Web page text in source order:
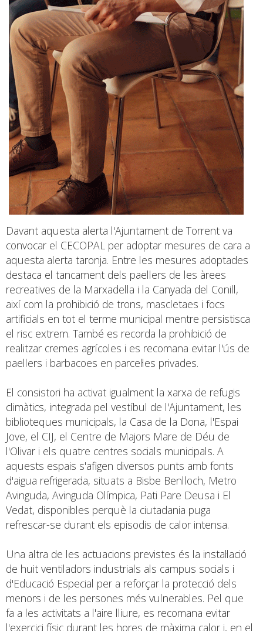
Davant aquesta alerta l'Ajuntament de Torrent va
convocar el CECOPAL per adoptar mesures de cara a
aquesta alerta taronja. Entre les mesures adoptades
destaca el tancament dels paellers de les àrees
recreatives de la Marxadella i la Canyada del Conill,
així com la prohibició de trons, mascletaes i focs
artificials en tot el terme municipal mentre persistisca
el risc extrem. També es recorda la prohibició de
realitzar cremes agrícoles i es recomana evitar l'ús de
paellers i barbacoes en parcel·les privades.
El consistori ha activat igualment la xarxa de refugis
climàtics, integrada pel vestíbul de l'Ajuntament, les
biblioteques municipals, la Casa de la Dona, l'Espai
Jove, el CIJ, el Centre de Majors Mare de Déu de
l'Olivar i els quatre centres socials municipals. A
aquests espais s'afigen diversos punts amb fonts
d'aigua refrigerada, situats a Bisbe Benlloch, Metro
Avinguda, Avinguda Olímpica, Pati Pare Deusa i El
Vedat, disponibles perquè la ciutadania puga
refrescar-se durant els episodis de calor intensa.
Una altra de les actuacions previstes és la instal·lació
de huit ventiladors industrials als campus socials i
d'Educació Especial per a reforçar la protecció dels
menors i de les persones més vulnerables. Pel que
fa a les activitats a l'aire lliure, es recomana evitar
l'exercici físic durant les hores de màxima calor i, en el